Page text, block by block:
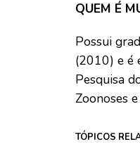
QUEM É
Possui
(2010) e é
Pesquisa
Zoonoses
TÓPICOS